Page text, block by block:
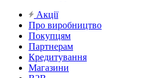
Акції
Про виробництво
Покупцям
Партнерам
Кредитування
Магазини